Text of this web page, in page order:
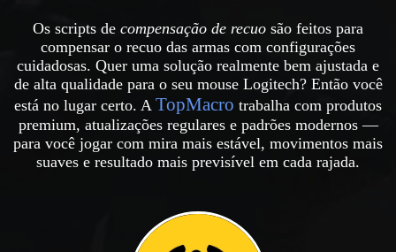
Os scripts de compensação de recuo são feitos para
compensar o recuo das armas com configurações
cuidadosas. Quer uma solução realmente bem ajustada e
de alta qualidade para o seu mouse Logitech? Então você
está no lugar certo. A TopMacro trabalha com produtos
premium, atualizações regulares e padrões modernos —
para você jogar com mira mais estável, movimentos mais
suaves e resultado mais previsível em cada rajada.